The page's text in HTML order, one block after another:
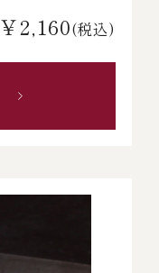
￥2,160(税込)